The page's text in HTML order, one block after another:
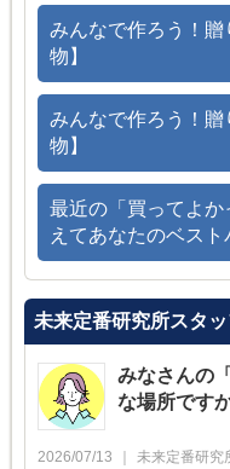
みんなで作ろう！贈
物】
みんなで作ろう！贈
物】
最近の「買ってよ
えてあなたのベスト
未来定番研究所スタ
みなさんの
な場所です
2026/07/13 未来定番研究